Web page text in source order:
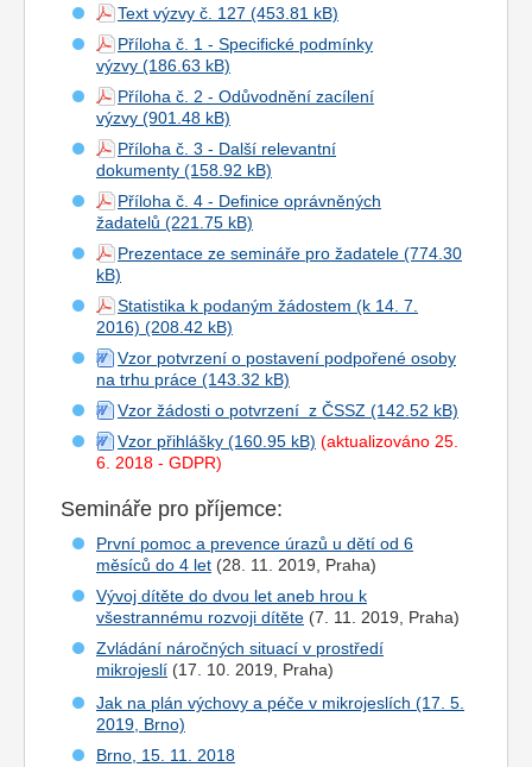
Text výzvy č. 127
Příloha č. 1 - Specifické podmínky
výzvy
Příloha č. 2 - Odůvodnění zacílení
výzvy
Příloha č. 3 - Další relevantní
dokumenty
Příloha č. 4 - Definice oprávněných
žadatelů
Prezentace ze semináře pro žadatele
Statistika k podaným žádostem (k 14. 7.
2016)
Vzor potvrzení o postavení podpořené osoby
na trhu práce
Vzor žádosti o potvrzení z ČSSZ
Vzor přihlášky
(aktualizováno 25.
6. 2018 - GDPR)
Semináře pro příjemce:
První pomoc a prevence úrazů u dětí od 6
měsíců do 4 let (28. 11. 2019, Praha)
Vývoj dítěte do dvou let aneb hrou k
všestrannému rozvoji dítěte (7. 11. 2019, Praha)
Zvládání náročných situací v prostředí
mikrojeslí (17. 10. 2019, Praha)
Jak na plán výchovy a péče v mikrojeslích (17. 5.
2019, Brno)
Brno, 15. 11. 2018